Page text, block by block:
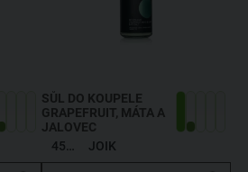
SŮL DO KOUPELE
GRAPEFRUIT, MÁTA A
JALOVEC
JOIK